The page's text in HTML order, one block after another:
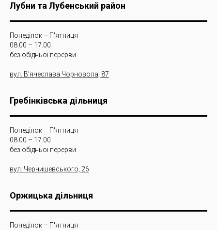
Лубни та Лубенський район
Понеділок – П'ятниця
08.00 – 17.00
без обідньої перерви
вул. Вʼячеслава Чорновола, 87
Гребінківська дільниця
Понеділок – П'ятниця
08.00 – 17.00
без обідньої перерви
вул. Чернишевського, 26
Оржицька дільниця
Понеділок – П'ятниця